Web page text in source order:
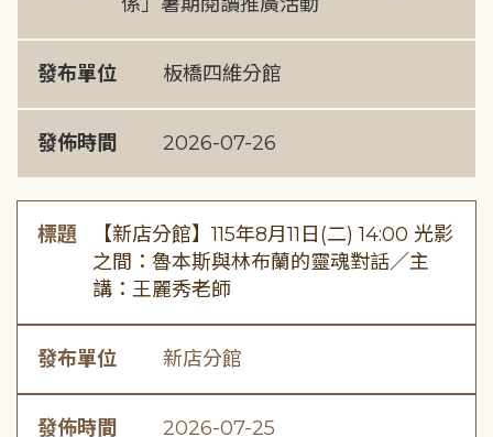
發布單位 板橋四維分館
發佈時間 2026-07-26
標題
【新店分館】115年8月11日(二) 14:00 光影
之間：魯本斯與林布蘭的靈魂對話／主
講：王麗秀老師
發布單位 新店分館
發佈時間 2026-07-25